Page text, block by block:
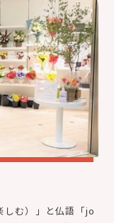
む）」と仏語「jo